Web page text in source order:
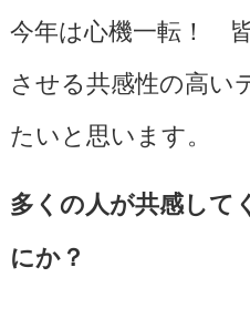
今年は心機一転！
させる共感性の高い
たいと思います。
多くの人が共感して
にか？